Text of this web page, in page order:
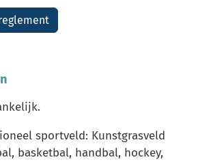
sportveld: Kunstgrasveld
basketbal, handbal, hockey,